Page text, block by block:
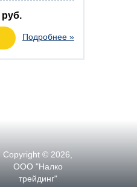
руб.
Подробнее »
Copyright © 2026,
ООО "Налко
трейдинг"